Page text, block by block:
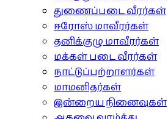
துணைப்படை வீரர்கள்
ஈரோஸ் மாவீரர்கள்
தனிக்குழு மாவீரர்கள்
மக்கள் படை வீரர்கள்
நாட்டுப்பற்றாளர்கள்
மாமனிதர்கள்
இன்றைய நினைவுகள்